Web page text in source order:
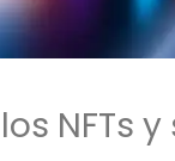
NFTs